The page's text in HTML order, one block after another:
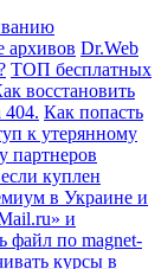
архивов Dr.Web
ТОП бесплатных
восстановить
404. Как попасть
к утерянному
партнеров
куплен
в Украине и
и
файл по magnet-
курсы в